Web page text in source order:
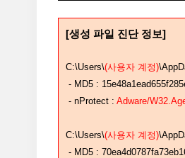
[생성 파일 진단 정보]
C:\Users\(사용자 계정)
- MD5 :
- nProtect : Adware/
C:\Users\(사용자 계정)
- MD5 :